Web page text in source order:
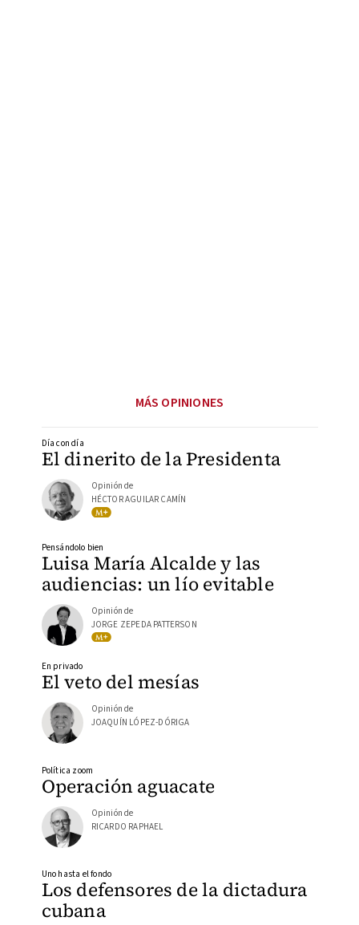
MÁS OPINIONES
El dinerito de la Presidenta
Día con día
Opinión de
HÉCTOR AGUILAR CAMÍN
Luisa María Alcalde y las
audiencias: un lío evitable
Pensándolo bien
Opinión de
JORGE ZEPEDA PATTERSON
El veto del mesías
En privado
Opinión de
JOAQUÍN LÓPEZ-DÓRIGA
Operación aguacate
Política zoom
Opinión de
RICARDO RAPHAEL
Los defensores de la dictadura
cubana
Uno hasta el fondo